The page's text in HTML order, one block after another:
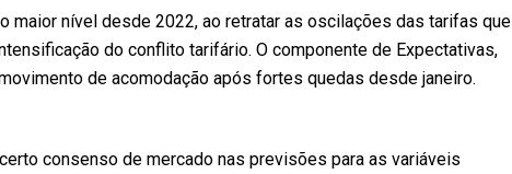
maior nível desde 2022, ao retratar as oscilações das tarifas que
do conflito tarifário. O componente de Expectativas,
de acomodação após fortes quedas desde janeiro.
consenso de mercado nas previsões para as variáveis